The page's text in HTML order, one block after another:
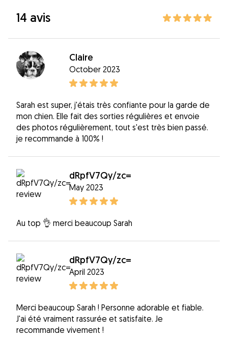
14 avis
Claire
October 2023
Sarah est super, j'étais très confiante pour la garde de
mon chien. Elle fait des sorties régulières et envoie
des photos régulièrement, tout s'est très bien passé.
je recommande à 100% !
dRpfV7Qy/zc=
May 2023
Au top 👌 merci beaucoup Sarah
dRpfV7Qy/zc=
April 2023
Merci beaucoup Sarah ! Personne adorable et fiable.
J'ai été vraiment rassurée et satisfaite. Je
recommande vivement !